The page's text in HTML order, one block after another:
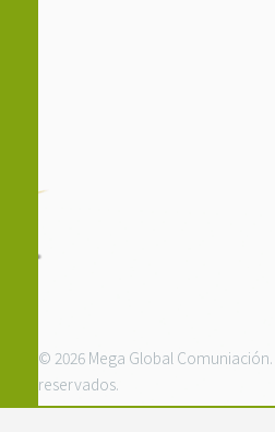
© 2026 Mega Global
reservados.